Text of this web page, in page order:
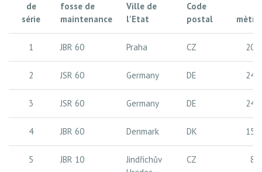
de
série
fosse de
maintenance
Ville de
l'Etat
Code
postal
1 JBR 60 Praha CZ 20
2 JSR 60 Germany DE 24
3 JSR 60 Germany DE 24
4 JBR 60 Denmark DK 15
5 JBR 10
Jindřichův
CZ 8